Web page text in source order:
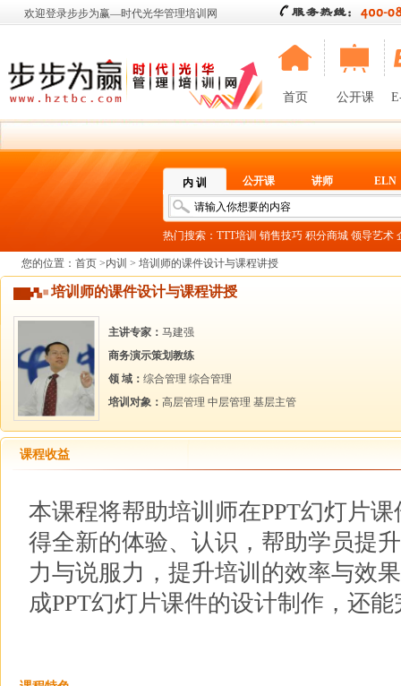
欢迎登录步步为赢—时代光华管理培训网
首页 公开课
内 训 公开课 讲师 ELN
热门搜索： TTT培训 销售技巧 积分商城 领导艺术
您的位置： 首页 >内训 > 培训师的课件设计与课程讲授
培训师的课件设计与课程讲授
主讲专家： 马建强
商务演示策划教练
领 域： 综合管理 综合管理
培训对象： 高层管理 中层管理 基层主管
课程收益
本课程将帮助培训师在PPT幻灯片
得全新的体验、认识，帮助学员提
力与说服力，提升培训的效率与效
成PPT幻灯片课件的设计制作，还